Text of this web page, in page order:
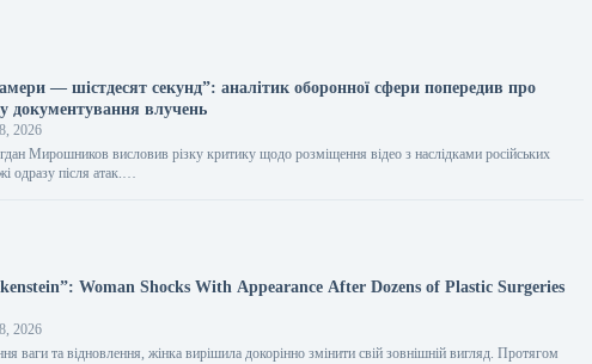
— шістдесят секунд”: аналітик оборонної сфери попередив про
документування влучень
2026
Мирошников висловив різку критику щодо розміщення відео з наслідками російських
одразу після атак.…
Woman Shocks With Appearance After Dozens of Plastic Surgeries
2026
ваги та відновлення, жінка вирішила докорінно змінити свій зовнішній вигляд. Протягом